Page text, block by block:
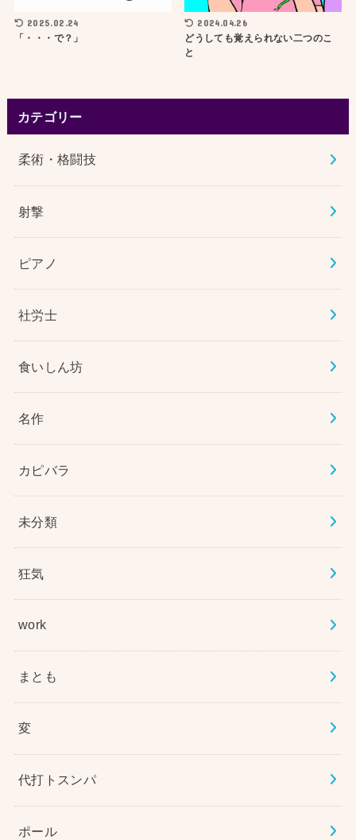
2025.02.24
「・・・で？」
2024.04.26
どうしても覚えられない二つのこ
と
カテゴリー
柔術・格闘技
射撃
ピアノ
社労士
食いしん坊
名作
カピバラ
未分類
狂気
work
まとも
変
代打トスンパ
ポール